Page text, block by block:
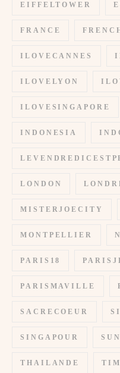
EIFFELTOWER
FRANCE
ILOVECANNES
ILOVELYON
ILOVESINGAPORE
INDONESIA
LONDON
MISTERJOECITY
MONTPELLIER
PARIS18
PARISMAVILLE
SACRECOEUR
SINGAPOUR
THAILANDE